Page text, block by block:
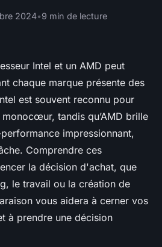
2024•9 min de lecture
Intel et un AMD peut
chaque marque présente des
est souvent reconnu pour
tandis qu’AMD brille
impressionnant,
Comprendre ces
la décision d'achat, que
le travail ou la création de
vous aidera à cerner vos
à prendre une décision